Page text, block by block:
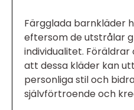
Färgglada barnkläder
eftersom de utstrålar
individualitet.
att dessa kläder kan
personliga stil och
självförtroende och